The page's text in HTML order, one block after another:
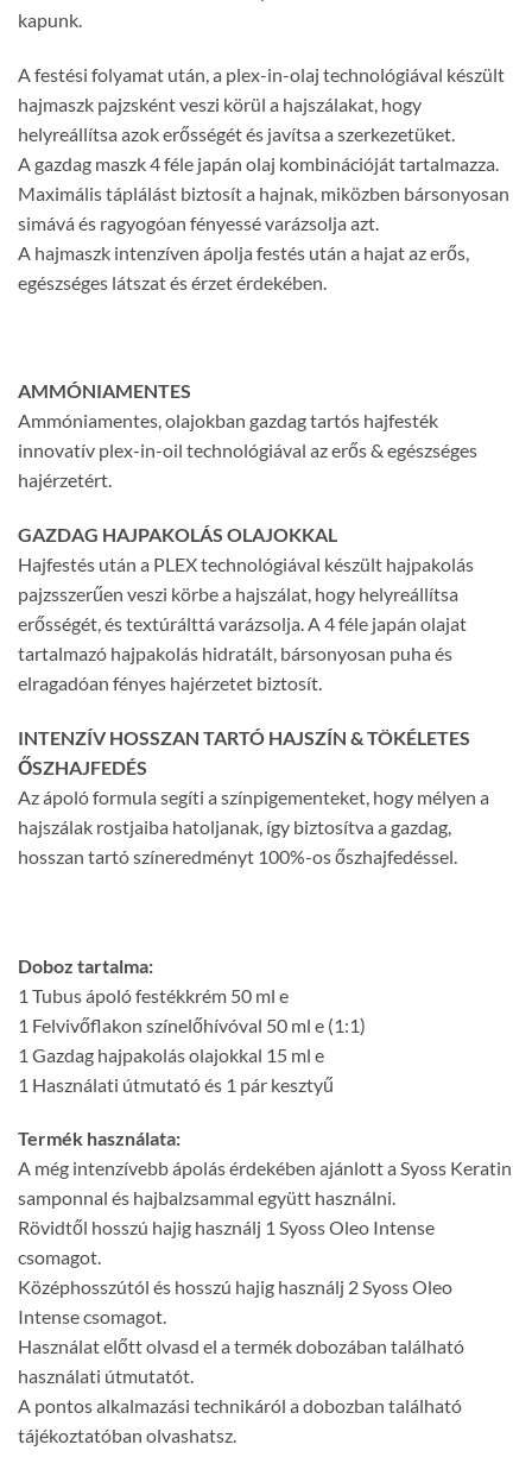
kapunk.
A festési folyamat után, a plex-in-olaj technológiával készült
hajmaszk pajzsként veszi körül a hajszálakat, hogy
helyreállítsa azok erősségét és javítsa a szerkezetüket.
A gazdag maszk 4 féle japán olaj kombinációját tartalmazza.
Maximális táplálást biztosít a hajnak, miközben bársonyosan
simává és ragyogóan fényessé varázsolja azt.
A hajmaszk intenzíven ápolja festés után a hajat az erős,
egészséges látszat és érzet érdekében.
AMMÓNIAMENTES
Ammóniamentes, olajokban gazdag tartós hajfesték
innovatív plex-in-oil technológiával az erős & egészséges
hajérzetért.
GAZDAG HAJPAKOLÁS OLAJOKKAL
Hajfestés után a PLEX technológiával készült hajpakolás
pajzsszerűen veszi körbe a hajszálat, hogy helyreállítsa
erősségét, és textúrálttá varázsolja. A 4 féle japán olajat
tartalmazó hajpakolás hidratált, bársonyosan puha és
elragadóan fényes hajérzetet biztosít.
INTENZÍV HOSSZAN TARTÓ HAJSZÍN & TÖKÉLETES
ŐSZHAJFEDÉS
Az ápoló formula segíti a színpigementeket, hogy mélyen a
hajszálak rostjaiba hatoljanak, így biztosítva a gazdag,
hosszan tartó színeredményt 100%-os őszhajfedéssel.
Doboz tartalma:
1 Tubus ápoló festékkrém 50 ml e
1 Felvivőflakon színelőhívóval 50 ml e (1:1)
1 Gazdag hajpakolás olajokkal 15 ml e
1 Használati útmutató és 1 pár kesztyű
Termék használata:
A még intenzívebb ápolás érdekében ajánlott a Syoss Keratin
samponnal és hajbalzsammal együtt használni.
Rövidtől hosszú hajig használj 1 Syoss Oleo Intense
csomagot.
Középhosszútól és hosszú hajig használj 2 Syoss Oleo
Intense csomagot.
Használat előtt olvasd el a termék dobozában található
használati útmutatót.
A pontos alkalmazási technikáról a dobozban található
tájékoztatóban olvashatsz.